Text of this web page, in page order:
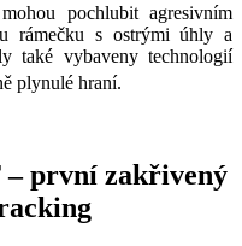
pochlubit agresivním
rámečku s ostrými úhly a
také vybaveny technologií
plynulé hraní.
– první zakřivený